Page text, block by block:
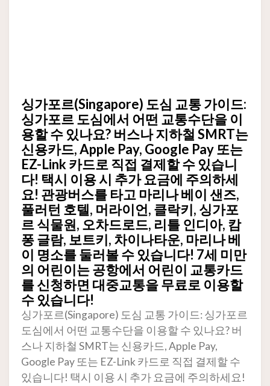
싱가포르(Singapore) 도심 교통 가이드:
싱가포르 도심에서 어떤 교통수단을 이
용할 수 있나요? 버스나 지하철 SMRT는
신용카드, Apple Pay, Google Pay 또는
EZ-Link 카드로 직접 결제할 수 있습니
다! 택시 이용 시 추가 요금에 주의하세
요! 관광버스를 타고 마리나 베이 샌즈,
풀러턴 호텔, 머라이언, 클락키, 싱가포
르 식물원, 오차드로드, 리틀 인디아, 캄
퐁 글람, 보트키, 차이나타운, 마리나 베
이 명소를 둘러볼 수 있습니다! 7세 미만
의 어린이는 공항에서 어린이 교통카드
를 신청하면 대중교통을 무료로 이용할
수 있습니다!
싱가포르(Singapore) 도심 교통 가이드: 싱가포르
도심에서 어떤 교통수단을 이용할 수 있나요? 버
스나 지하철 SMRT는 신용카드, Apple Pay,
Google Pay 또는 EZ-Link 카드로 직접 결제할 수
있습니다! 택시 이용 시 추가 요금에 주의하세요!